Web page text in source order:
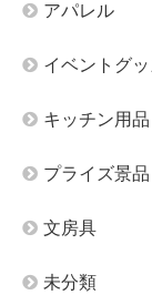
アパレル
イベントグ
キッチン用品
プライズ景品
文房具
未分類